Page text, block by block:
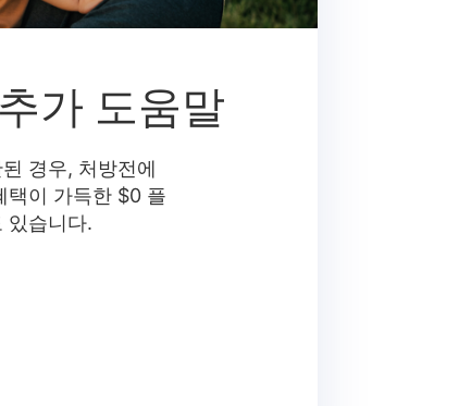
가 도움말
경우, 처방전에
택이 가득한 $0 플
있습니다.